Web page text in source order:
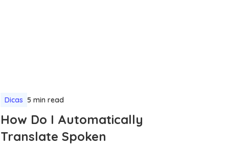
Dicas 5 min read
How Do I Automatically
Translate Spoken